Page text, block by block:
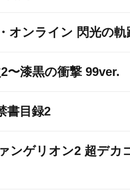
オンライン 閃光の軌
〜漆黒の衝撃 99ver.
書目録2
ンゲリオン2 超デカ